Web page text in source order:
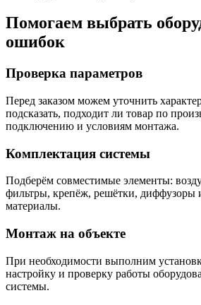
Помогаем выбрать
ошибок
Проверка параметров
Перед заказом можем уточнить
подсказать, подходит ли товар по
подключению и условиям монтажа.
Комплектация системы
Подберём совместимые элементы:
фильтры, крепёж, решётки, диффузоры
материалы.
Монтаж на объекте
При необходимости выполним
настройку и проверку работы
системы.